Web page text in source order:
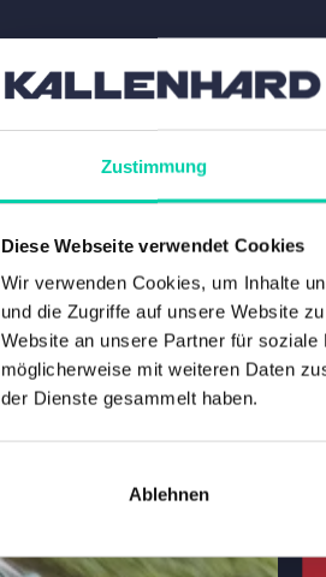
Zustimmung
Diese Webseite verwendet Cookies
Wir verwenden Cookies, um Inhalte
und die Zugriffe auf unsere Website
Website an unsere Partner für
möglicherweise mit weiteren Daten
der Dienste gesammelt haben.
Ablehnen